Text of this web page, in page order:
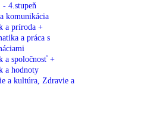
4.stupeň
komunikácia
a príroda +
a práca s
a spoločnosť +
a hodnoty
a kultúra, Zdravie a